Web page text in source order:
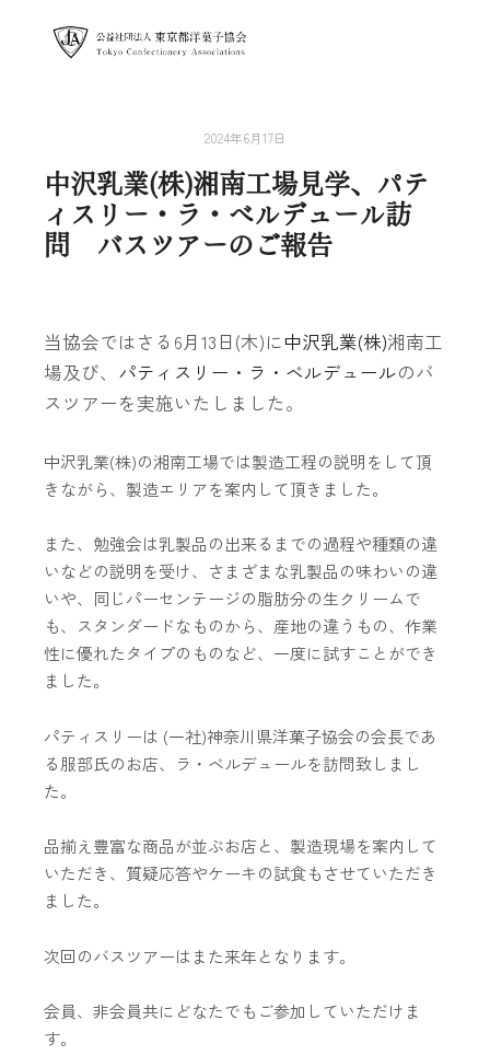
2024年6月17日
中沢乳業(株)湘南工場見学、パテ
ィスリー・ラ・ベルデュール訪
問 バスツアーのご報告
当協会ではさる6月13日(木)に中沢乳業(株)湘南工
場及び、 パティスリー・ラ・ベルデュールのバ
スツアーを実施いたしました。
中沢乳業(株)の湘南工場では製造工程の説明をして頂
きながら、製造エリアを案内して頂きました。
また、勉強会は乳製品の出来るまでの過程や種類の違
いなどの説明を受け、さまざまな乳製品の味わいの違
いや、同じパーセンテージの脂肪分の生クリームで
も、スタンダードなものから、産地の違うもの、作業
性に優れたタイプのものなど、一度に試すことができ
ました。
パティスリーは (一社)神奈川県洋菓子協会の会長であ
る服部氏のお店、ラ・ベルデュールを訪問致しまし
た。
品揃え豊富な商品が並ぶお店と、製造現場を案内して
いただき、質疑応答やケーキの試食もさせていただき
ました。
次回のバスツアーはまた来年となります。
会員、非会員共にどなたでもご参加していただけま
す。